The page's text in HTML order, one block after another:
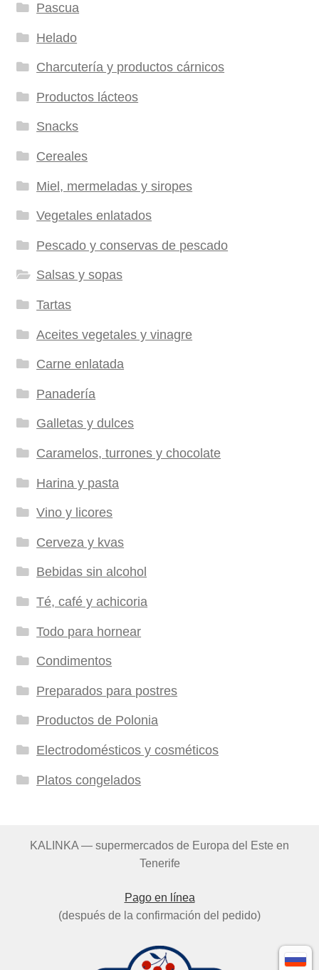
Pascua
Helado
Charcutería y productos cárnicos
Productos lácteos
Snacks
Cereales
Miel, mermeladas y siropes
Vegetales enlatados
Pescado y conservas de pescado
Salsas y sopas
Tartas
Aceites vegetales y vinagre
Carne enlatada
Panadería
Galletas y dulces
Caramelos, turrones y chocolate
Harina y pasta
Vino y licores
Cerveza y kvas
Bebidas sin alcohol
Té, café y achicoria
Todo para hornear
Condimentos
Preparados para postres
Productos de Polonia
Electrodomésticos y cosméticos
Platos congelados
KALINKA — supermercados de Europa del Este en
Tenerife
Pago en línea
(después de la confirmación del pedido)